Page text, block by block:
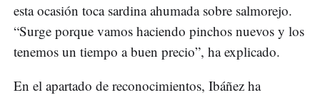
esta ocasión toca sardina ahumada sobre salmorejo.
“Surge porque vamos haciendo pinchos nuevos y los
tenemos un tiempo a buen precio”, ha explicado.
En el apartado de reconocimientos, Ibáñez ha